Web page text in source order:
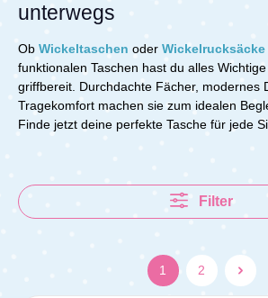
unterwegs
Ob Wickeltaschen oder Wickelrucksäcke
funktionalen Taschen hast du alles
griffbereit. Durchdachte Fächer, modernes
Tragekomfort machen sie zum idealen
Finde jetzt deine perfekte Tasche für jede
Filter
1 2